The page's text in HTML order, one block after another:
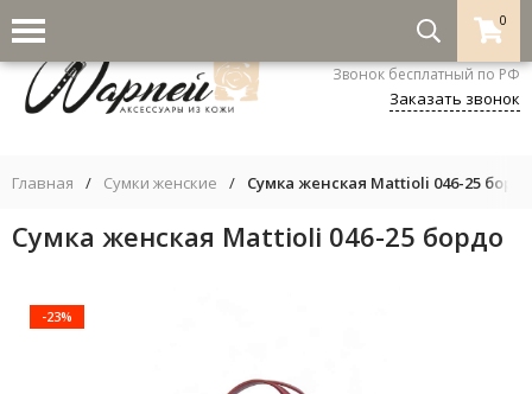
0
8-800-333-5530
Звонок бесплатный по РФ
Заказать звонок
Главная / Сумки женские / Сумка женская Mattioli 046-25 бордо
Сумка женская Mattioli 046-25 бордо
-23%